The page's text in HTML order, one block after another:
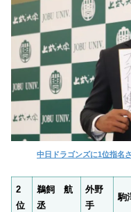
中日ドラゴンズに1位指名
2
位
鵜飼 航
丞
外野
手
駒